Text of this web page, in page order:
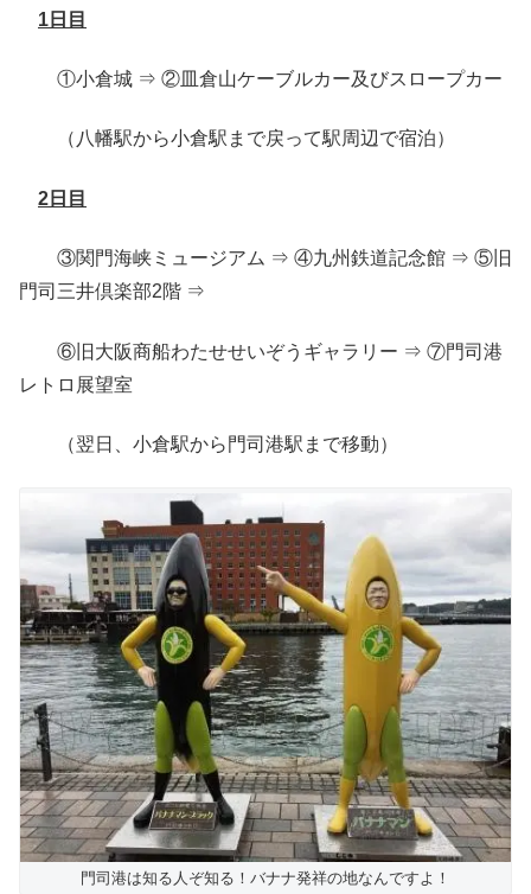
1日目
①小倉城 ⇒ ②皿倉山ケーブルカー及びスロープカー
（八幡駅から小倉駅まで戻って駅周辺で宿泊）
2日目
③関門海峡ミュージアム ⇒ ④九州鉄道記念館 ⇒ ⑤旧
門司三井倶楽部2階 ⇒
⑥旧大阪商船わたせせいぞうギャラリー ⇒ ⑦門司港
レトロ展望室
（翌日、小倉駅から門司港駅まで移動）
門司港は知る人ぞ知る！バナナ発祥の地なんですよ！